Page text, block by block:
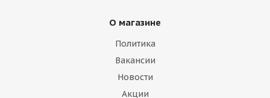
О магазине
Политика
Вакансии
Новости
Акции